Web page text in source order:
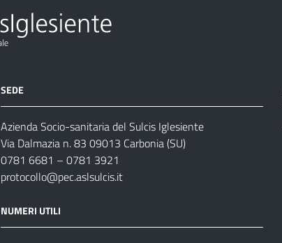
SEDE
Azienda Socio-sanitaria del Sulcis Iglesiente
Via Dalmazia n. 83 09013 Carbonia (SU)
0781 6681 – 0781 3921
protocollo@pec.aslsulcis.it
NUMERI UTILI